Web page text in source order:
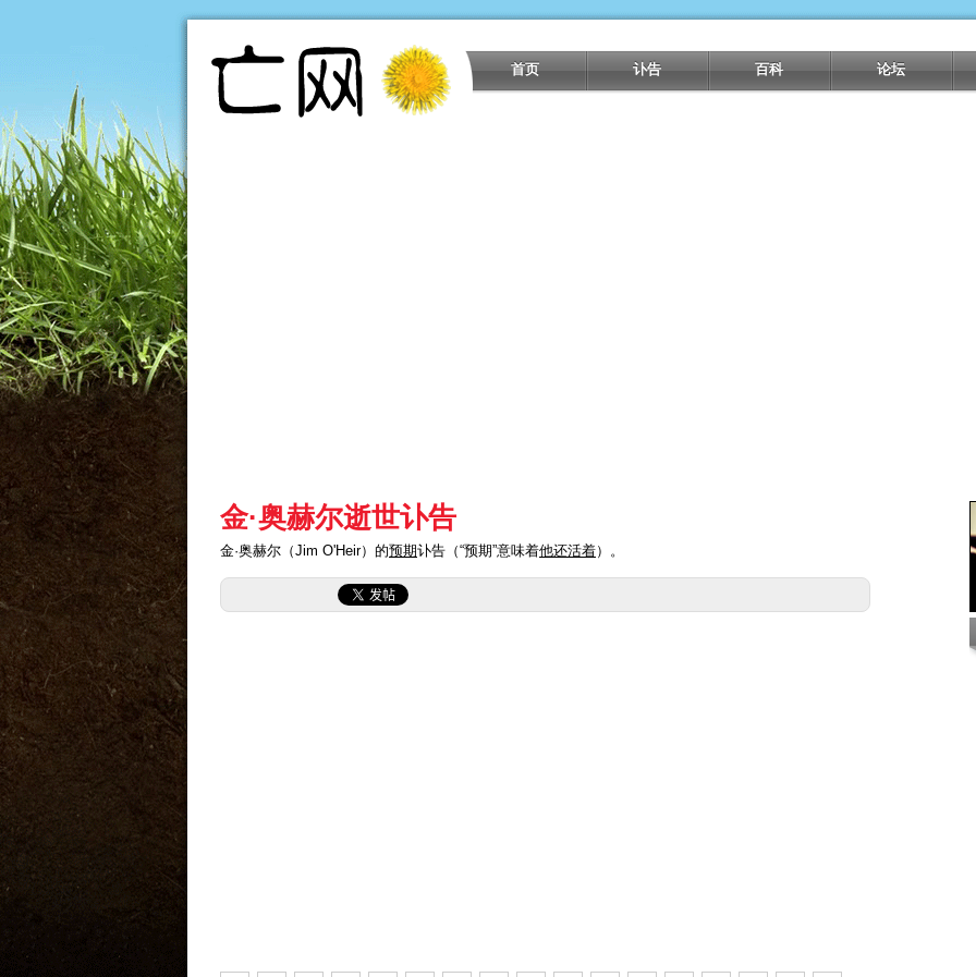
首页 讣告 百科 论坛
金·奥赫尔逝世讣告
金·奥赫尔（Jim O'Heir）的预期讣告（“预期”意味着他还活着）。